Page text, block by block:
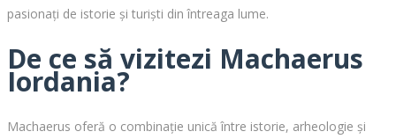
pasionați de istorie și turiști din întreaga lume.
De ce să vizitezi Machaerus
Iordania?
Machaerus oferă o combinație unică între istorie, arheologie și